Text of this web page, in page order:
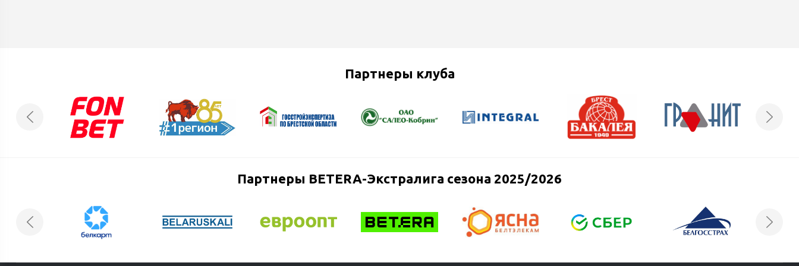
Партнеры клуба
Партнеры BETERA-Экстралига сезона 2025/2026